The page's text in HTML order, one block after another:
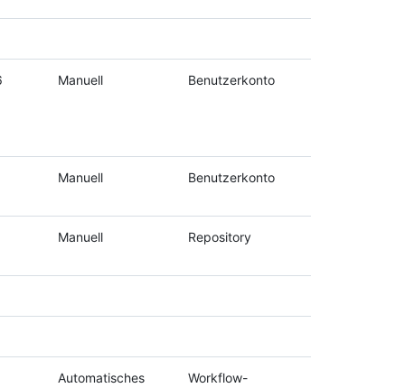
Manuell Benutzerkonto
Manuell Benutzerkonto
Manuell Repository
Automatisches Workflow-